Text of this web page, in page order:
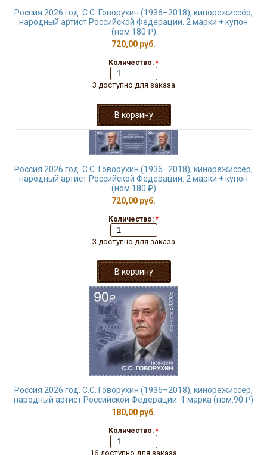
Россия 2026 год. С.С. Говорухин (1936–2018), кинорежиссёр,
народный артист Российской Федерации. 2 марки + купон
(ном.180 ₽)
720,00 руб.
Количество: *
3 доступно для заказа
Россия 2026 год. С.С. Говорухин (1936–2018), кинорежиссёр,
народный артист Российской Федерации. 2 марки + купон
(ном.180 ₽)
720,00 руб.
Количество: *
3 доступно для заказа
Россия 2026 год. С.С. Говорухин (1936–2018), кинорежиссёр,
народный артист Российской Федерации. 1 марка (ном.90 ₽)
180,00 руб.
Количество: *
16 доступно для заказа